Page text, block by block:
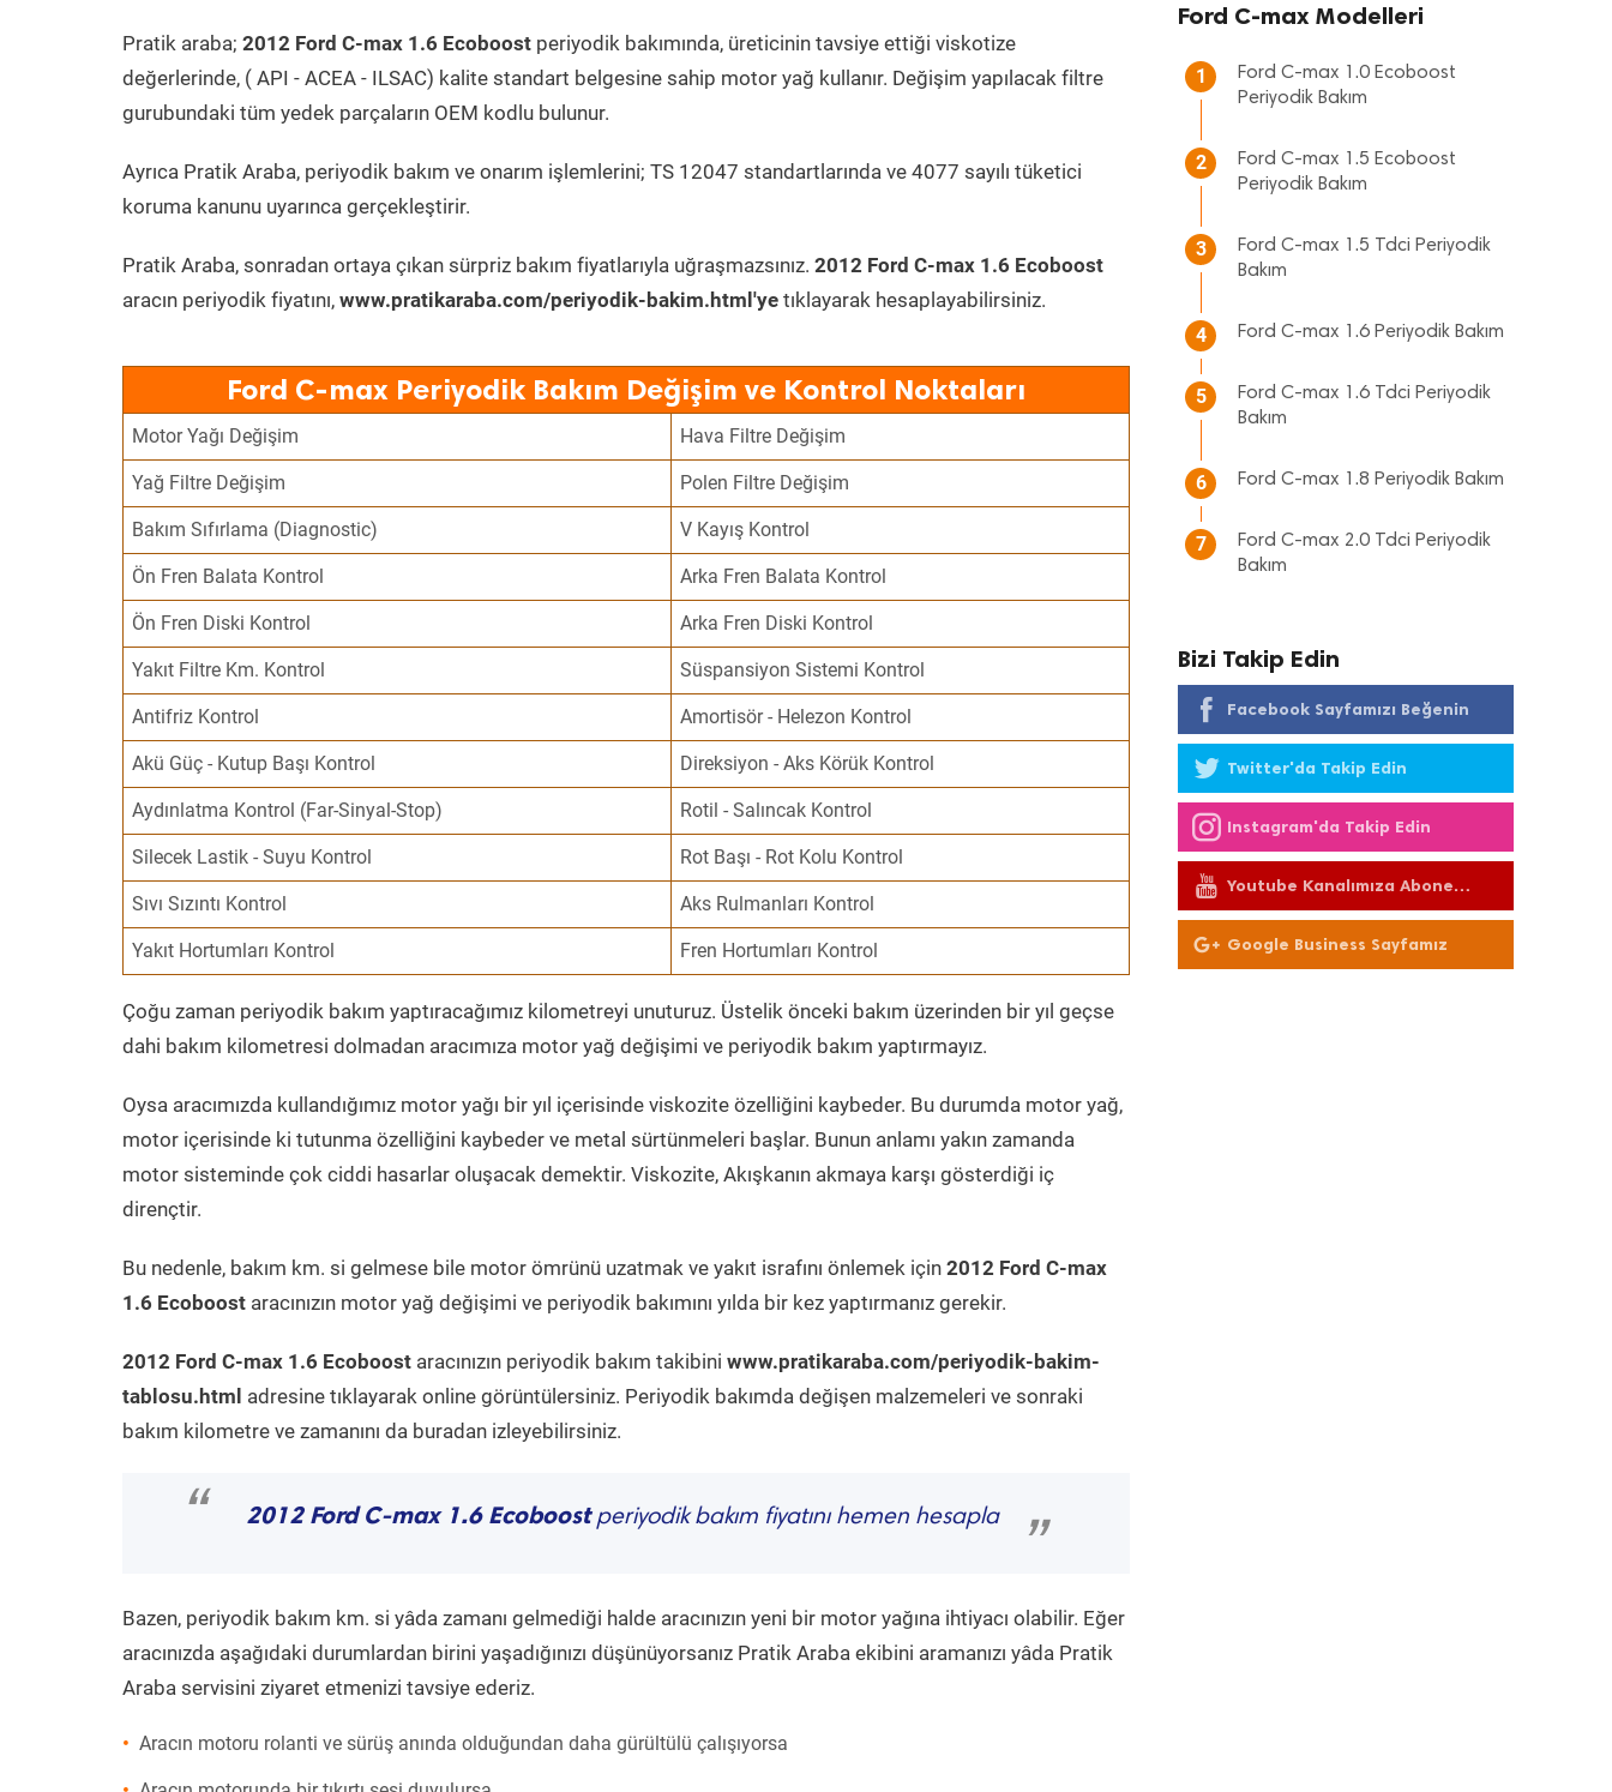
Pratik araba; 2012 Ford C-max 1.6 Ecoboost periyodik bakımında, üreticinin tavsiye ettiği viskotize
değerlerinde, ( API - ACEA - ILSAC) kalite standart belgesine sahip motor yağ kullanır. Değişim yapılacak filtre
gurubundaki tüm yedek parçaların OEM kodlu bulunur.
Ayrıca Pratik Araba, periyodik bakım ve onarım işlemlerini; TS 12047 standartlarında ve 4077 sayılı tüketici
koruma kanunu uyarınca gerçekleştirir.
Pratik Araba, sonradan ortaya çıkan sürpriz bakım fiyatlarıyla uğraşmazsınız. 2012 Ford C-max 1.6 Ecoboost
aracın periyodik fiyatını, www.pratikaraba.com/periyodik-bakim.html'ye tıklayarak hesaplayabilirsiniz.
Ford C-max Periyodik Bakım Değişim ve Kontrol Noktaları
Motor Yağı Değişim Hava Filtre Değişim
Yağ Filtre Değişim Polen Filtre Değişim
Bakım Sıfırlama (Diagnostic) V Kayış Kontrol
Ön Fren Balata Kontrol Arka Fren Balata Kontrol
Ön Fren Diski Kontrol Arka Fren Diski Kontrol
Yakıt Filtre Km. Kontrol Süspansiyon Sistemi Kontrol
Antifriz Kontrol Amortisör - Helezon Kontrol
Akü Güç - Kutup Başı Kontrol Direksiyon - Aks Körük Kontrol
Aydınlatma Kontrol (Far-Sinyal-Stop) Rotil - Salıncak Kontrol
Silecek Lastik - Suyu Kontrol Rot Başı - Rot Kolu Kontrol
Sıvı Sızıntı Kontrol Aks Rulmanları Kontrol
Yakıt Hortumları Kontrol Fren Hortumları Kontrol
Çoğu zaman periyodik bakım yaptıracağımız kilometreyi unuturuz. Üstelik önceki bakım üzerinden bir yıl geçse
dahi bakım kilometresi dolmadan aracımıza motor yağ değişimi ve periyodik bakım yaptırmayız.
Oysa aracımızda kullandığımız motor yağı bir yıl içerisinde viskozite özelliğini kaybeder. Bu durumda motor yağ,
motor içerisinde ki tutunma özelliğini kaybeder ve metal sürtünmeleri başlar. Bunun anlamı yakın zamanda
motor sisteminde çok ciddi hasarlar oluşacak demektir. Viskozite, Akışkanın akmaya karşı gösterdiği iç
dirençtir.
Bu nedenle, bakım km. si gelmese bile motor ömrünü uzatmak ve yakıt israfını önlemek için 2012 Ford C-max
1.6 Ecoboost aracınızın motor yağ değişimi ve periyodik bakımını yılda bir kez yaptırmanız gerekir.
2012 Ford C-max 1.6 Ecoboost aracınızın periyodik bakım takibini www.pratikaraba.com/periyodik-bakim-
tablosu.html adresine tıklayarak online görüntülersiniz. Periyodik bakımda değişen malzemeleri ve sonraki
bakım kilometre ve zamanını da buradan izleyebilirsiniz.
“ 2012 Ford C-max 1.6 Ecoboostperiyodik bakım fiyatını hemen hesapla
”
Bazen, periyodik bakım km. si yâda zamanı gelmediği halde aracınızın yeni bir motor yağına ihtiyacı olabilir. Eğer
aracınızda aşağıdaki durumlardan birini yaşadığınızı düşünüyorsanız Pratik Araba ekibini aramanızı yâda Pratik
Araba servisini ziyaret etmenizi tavsiye ederiz.
Aracın motoru rolanti ve sürüş anında olduğundan daha gürültülü çalışıyorsa
Ford C-max Modelleri
1
Ford C-max 1.0 Ecoboost
Periyodik Bakım
2
Ford C-max 1.5 Ecoboost
Periyodik Bakım
3
Ford C-max 1.5 Tdci Periyodik
Bakım
4 Ford C-max 1.6 Periyodik Bakım
5
Ford C-max 1.6 Tdci Periyodik
Bakım
6 Ford C-max 1.8 Periyodik Bakım
7
Ford C-max 2.0 Tdci Periyodik
Bakım
Bizi Takip Edin
Facebook Sayfamızı Beğenin
Twitter'da Takip Edin
Instagram'da Takip Edin
Youtube Kanalımıza Abone
Olun
Google Business Sayfamız